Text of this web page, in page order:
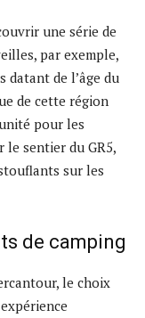
une série de
par exemple,
datant de l’âge du
de cette région
pour les
sentier du GR5,
sur les
de camping
le choix